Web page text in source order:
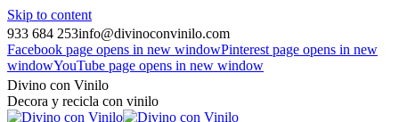
Skip to content
933 684 253info@divinoconvinilo.com
Facebook page opens in new windowPinterest page opens in new
windowYouTube page opens in new window
Divino con Vinilo
Decora y recicla con vinilo